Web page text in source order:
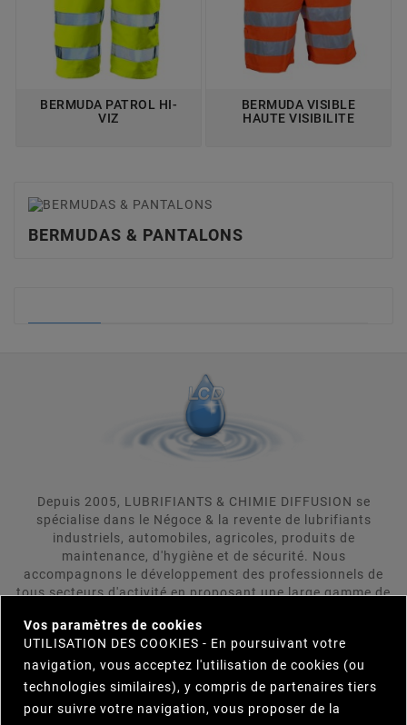
BERMUDA PATROL HI-
VIZ
BERMUDA VISIBLE
HAUTE VISIBILITE
BERMUDAS & PANTALONS
Depuis 2005, LUBRIFIANTS & CHIMIE DIFFUSION se
spécialise dans le Négoce & la revente de lubrifiants
industriels, automobiles, agricoles, produits de
maintenance, d'hygiène et de sécurité. Nous
accompagnons le développement des professionnels de
tous secteurs d'activité en proposant une large gamme de
clients. LUBRIFIANTS & CHIMIE DIFFUSION se positionne
comme votre interlocuteur unique et s'engage à trouver
pour vous le produit répondant le plus précisement et le
plus efficacement à vos besoins. Parcourez notre
catalogue et n'hésitez pas à nous contacter.
Vos paramètres de cookies
UTILISATION DES COOKIES - En poursuivant votre
navigation, vous acceptez l'utilisation de cookies (ou
technologies similaires), y compris de partenaires tiers
pour suivre votre navigation, vous proposer de la